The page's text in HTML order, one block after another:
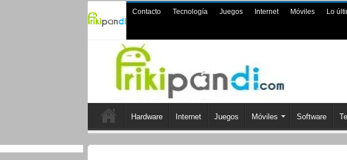
Contacto Tecnología Juegos Internet Móviles Lo
Hardware Internet Juegos Móviles Software